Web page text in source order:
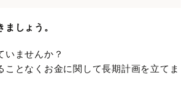
しょう。
いませんか？
ことなくお金に関して長期計画を立てま